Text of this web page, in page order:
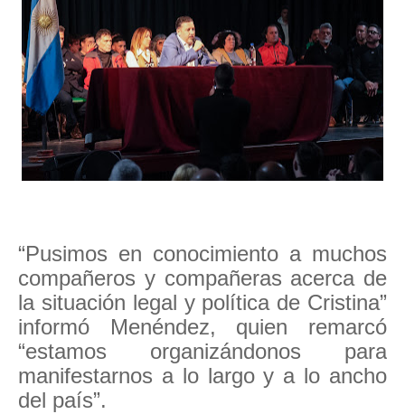
“Pusimos en conocimiento a muchos
compañeros y compañeras acerca de
la situación legal y política de Cristina”
informó Menéndez, quien remarcó
“estamos organizándonos para
manifestarnos a lo largo y a lo ancho
del país”.